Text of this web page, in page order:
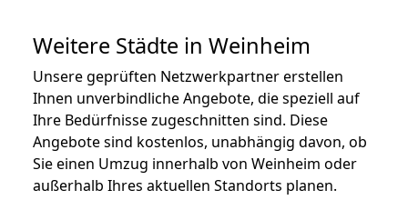
Weitere Städte in Weinheim
Unsere geprüften Netzwerkpartner erstellen
Ihnen unverbindliche Angebote, die speziell auf
Ihre Bedürfnisse zugeschnitten sind. Diese
Angebote sind kostenlos, unabhängig davon, ob
Sie einen Umzug innerhalb von Weinheim oder
außerhalb Ihres aktuellen Standorts planen.